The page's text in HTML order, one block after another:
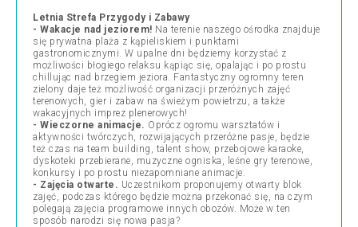
Letnia Strefa Przygody i Zabawy
- Wakacje nad jeziorem! Na terenie naszego ośrodka znajduje
się prywatna plaża z kąpieliskiem i punktami
gastronomicznymi. W upalne dni będziemy korzystać z
możliwości błogiego relaksu kąpiąc się, opalając i po prostu
chillując nad brzegiem jeziora. Fantastyczny ogromny teren
zielony daje też możliwość organizacji przeróżnych zajęć
terenowych, gier i zabaw na świeżym powietrzu, a także
wakacyjnych imprez plenerowych!
- Wieczorne animacje. Oprócz ogromu warsztatów i
aktywności twórczych, rozwijających przeróżne pasje, będzie
też czas na team building, talent show, przebojowe karaoke,
dyskoteki przebierane, muzyczne ogniska, leśne gry terenowe,
konkursy i po prostu niezapomniane animacje.
- Zajęcia otwarte. Uczestnikom proponujemy otwarty blok
zajęć, podczas którego będzie można przekonać się, na czym
polegają zajęcia programowe innych obozów. Może w ten
sposób narodzi się nowa pasja?